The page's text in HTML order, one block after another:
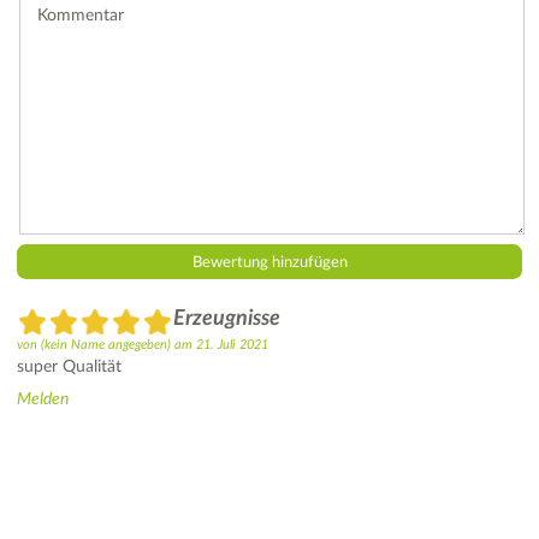
Erzeugnisse
von (kein Name angegeben) am 21. Juli 2021
super Qualität
Melden